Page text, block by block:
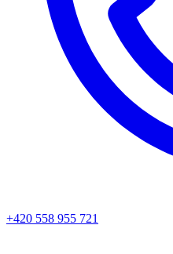
+420 558 955 721